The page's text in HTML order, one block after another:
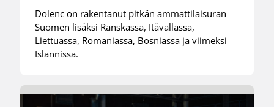
Dolenc on rakentanut pitkän ammattilaisuran
Suomen lisäksi Ranskassa, Itävallassa,
Liettuassa, Romaniassa, Bosniassa ja viimeksi
Islannissa.